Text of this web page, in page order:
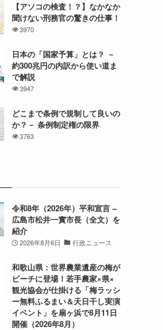
【アソコの検査！？】なかなか
聞けない刑務官の驚きの仕事！
3970
日本の「国家予算」とは？ －
約300兆円の内訳から使い道ま
で解説
3947
どこまで条例で規制して良いの
か？－ 条例制定権の限界
3763
令和8年（2026年）平和宣言 –
広島市松井一實市長（全文）を
紹介
2026年8月6日 行政ニュース
和歌山県：世界農業遺産の梅が
ビーチに登場！若手農家×県×
観光協会が仕掛ける「梅ラッシ
ー無料ふるまい＆天日干し実演
イベント」を扇ヶ浜で8月11日
開催（2026年8月）